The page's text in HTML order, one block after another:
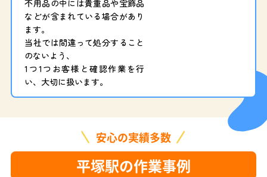
不用品の中には貴重品や宝飾品
などが含まれている場合があり
ます。
当社では間違って処分すること
のないよう、
1つ1つお客様と確認作業を行
い、大切に扱います。
安心の実績多数
平塚駅の作業事例